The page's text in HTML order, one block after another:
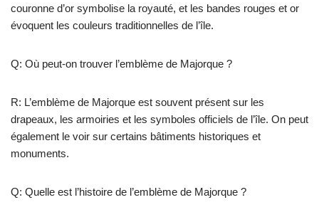
couronne d’or symbolise la royauté, et les bandes rouges et or
évoquent les couleurs traditionnelles de l’île.
Q: Où peut-on trouver l’emblème de Majorque ?
R: L’emblème de Majorque est souvent présent sur les
drapeaux, les armoiries et les symboles officiels de l’île. On peut
également le voir sur certains bâtiments historiques et
monuments.
Q: Quelle est l’histoire de l’emblème de Majorque ?